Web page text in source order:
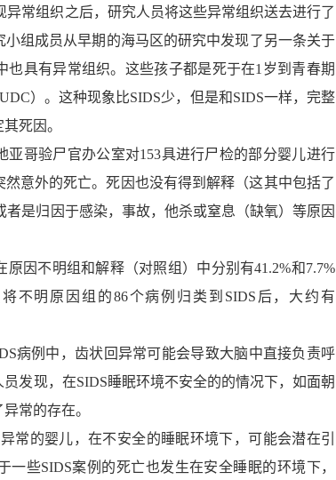
常组织之后，研究人员将这些异常组织送去进行了
组成员从早期的海马区的研究中发现了另一条关于
具有异常组织。这些孩子都是死于在1岁到青春期
）。这种现象比SIDS少，但是和SIDS一样，完整
死因。
哥验尸官办公室对153具进行尸检的部分婴儿进行
然意外的死亡。死因也没有得到解释（这其中包括了
是归因于感染，事故，他杀或窒息（缺氧）等原因
不明组和解释（对照组）中分别有41.2%和7.7%
不明原因组的86个病例归类到SIDS后，大约有
病例中，齿状回异常可能会导致大脑中直接负责呼
发现，在SIDS睡眠环境不安全的的情况下，如面朝
常的存在。
的婴儿，在不安全的睡眠环境下，可能会潜在引
些SIDS案例的死亡也发生在安全睡眠的环境下，